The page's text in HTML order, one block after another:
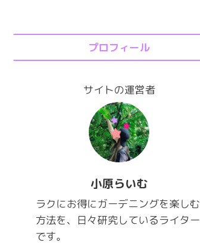
プロフィール
サイトの運営者
小原らいむ
ラクにお得にガーデニングを楽しむ
方法を、日々研究しているライター
です。